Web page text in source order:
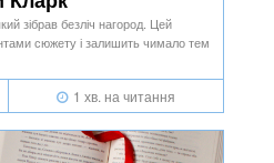
зібрав безліч нагород. Цей
сюжету і залишить чимало тем
1 хв. на читання